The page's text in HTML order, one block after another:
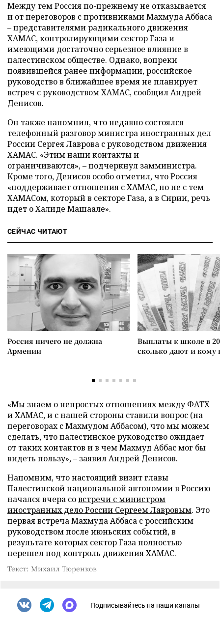
Между тем Россия по-прежнему не отказывается
и от переговоров с противниками Махмуда Аббаса
– представителями радикального движения
ХАМАС, контролирующими сектор Газа и
имеющими достаточно серьезное влияние в
палестинском обществе. Однако, вопреки
появившейся ранее информации, российское
руководство в ближайшее время не планирует
встреч с руководством ХАМАС, сообщил Андрей
Денисов.
Он также напомнил, что недавно состоялся
телефонный разговор министра иностранных дел
России Сергея Лаврова с руководством движения
ХАМАС. «Этим наши контакты и
ограничиваются», – подчеркнул замминистра.
Кроме того, Денисов особо отметил, что Россия
«поддерживает отношения с ХАМАС, но не с тем
ХАМАСом, который в секторе Газа, а в Сирии, речь
идет о Халиде Машаале».
СЕЙЧАС ЧИТАЮТ
Россия ничего не должна
Армении
Выплаты к школе в
сколько дают и
«Мы знаем о непростых отношениях между ФАТХ
и ХАМАС, и с нашей стороны ставили вопрос (на
переговорах с Махмудом Аббасом), что мы можем
сделать, что палестинское руководство ожидает
от таких контактов и в чем Махмуд Аббас мог бы
видеть пользу», – заявил Андрей Денисов.
Напомним, что настоящий визит главы
Палестинской национальной автономии в Россию
начался вчера совстречи с министром
иностранных дело России Сергеем Лавровым. Это
первая встреча Махмуда Аббаса с российским
руководством после июньских событий, в
результате которых сектор Газа полностью
перешел под контроль движения ХАМАС.
Текст: Михаил Тюренков
Подписывайтесь на наши каналы